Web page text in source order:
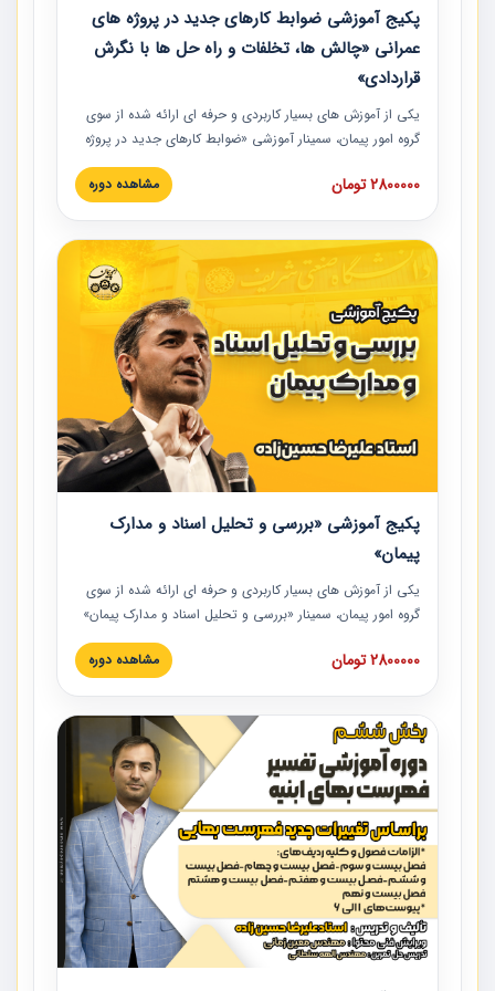
پکیج آموزشی ضوابط کارهای جدید در پروژه های
عمرانی «چالش ها، تخلفات و راه حل ها با نگرش
قراردادی»
یکی از آموزش‏‏‏‏‏‏ های بسیار کاربردی و حرفه‏ ای ارائه شده از سوی
گروه امور پیمان، سمینار آموزشی «ضوابط کارهای جدید در پروژه
های عمرانی» چالش ها، تخلفات و راه حل ها با نگرش قراردادی
است که در محل سندیکای شرکت های ساختمانی کشور ارائه شد.
مدارک پیمان به همراه تجربیات عملی ارائه شده است.
2800000 تومان مشاهده دوره
پکیج آموزشی «بررسی و تحلیل اسناد و مدارک
پیمان»
یکی از آموزش‏‏‏‏‏‏ های بسیار کاربردی و حرفه‏ ای ارائه شده از سوی
گروه امور پیمان، سمینار «بررسی و تحلیل اسناد و مدارک پیمان»
است که در دانشگاه صنعتی شریف ارائه شد. در این آموزش
نکات کلیدی مربوط به اسناد و مدارک پیمان، اولویت بندی اسناد
پیمان به همراه تجربیات عملی در این خصوص ارائه شده است.
2800000 تومان مشاهده دوره